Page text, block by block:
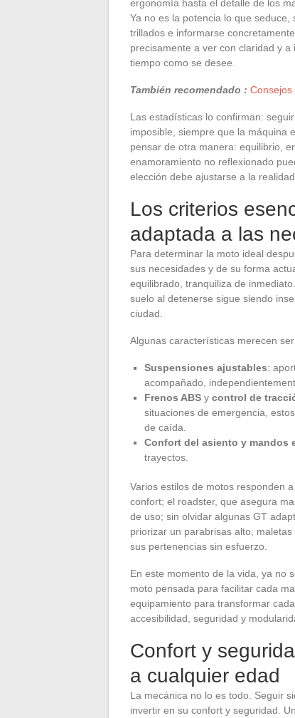
ergonomía hasta el detalle de los
Ya no es la potencia lo que
trillados e informarse
precisamente a ver con claridad y
tiempo como se desee.
También recomendado :
Las estadísticas lo confirman:
imposible, siempre que la máquina
pensar de otra manera: equilibrio,
enamoramiento no reflexionado
elección debe ajustarse a la
Los criterios
adaptada a las
Para determinar la moto ideal
sus necesidades y de su forma
equilibrado, tranquiliza de
suelo al detenerse sigue siendo
ciudad.
Algunas características merecen
Suspensiones ajustables:
acompañado,
Frenos ABS y control de
situaciones de emergencia,
de caída.
Confort del asiento y mandos
trayectos.
Varios estilos de motos responden
confort; el roadster, que asegura
de uso; sin olvidar algunas GT
priorizar un parabrisas alto,
sus pertenencias sin esfuerzo.
En este momento de la vida, ya no
moto pensada para facilitar cada
equipamiento para transformar
accesibilidad, seguridad y
Confort y
a cualquier edad
La mecánica no lo es todo. Seguir
invertir en su confort y seguridad.